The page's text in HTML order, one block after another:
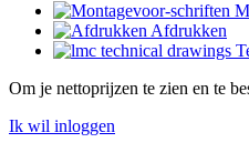
Afdrukken
Om je nettoprijzen te zien en te
Ik wil inloggen